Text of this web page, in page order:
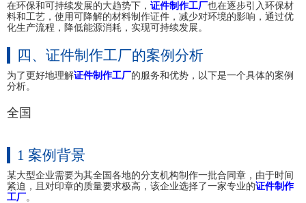
在环保和可持续发展的大趋势下， 证件制作工厂也在逐步引入环保材
料和工艺，使用可降解的材料制作证件，减少对环境的影响，通过优
化生产流程，降低能源消耗，实现可持续发展。
四、证件制作工厂的案例分析
为了更好地理解证件制作工厂的服务和优势，以下是一个具体的案例
分析。
全国
1 案例背景
某大型企业需要为其全国各地的分支机构制作一批合同章，由于时间
紧迫，且对印章的质量要求极高，该企业选择了一家专业的证件制作
工厂。